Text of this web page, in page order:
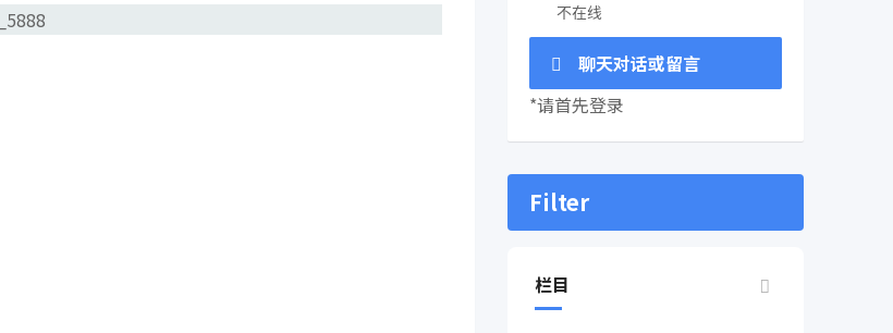
不在线
聊天对话或留言
*请首先登录
Filter
栏目